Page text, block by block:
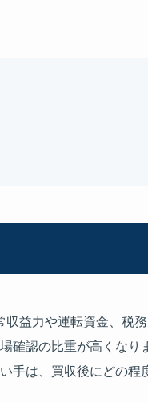
益力や運転資金、税
確認の比重が高くなり
手は、買収後にどの程